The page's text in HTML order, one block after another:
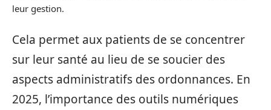
leur gestion.
Cela permet aux patients de se concentrer
sur leur santé au lieu de se soucier des
aspects administratifs des ordonnances. En
2025, l’importance des outils numériques